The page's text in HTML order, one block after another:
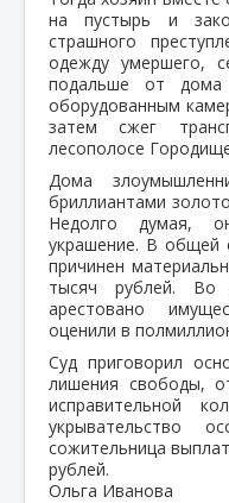
на пустырь и
страшного
одежду умершего,
подальше от
оборудованным
затем сжег
лесополосе
Дома
бриллиантами
Недолго думая,
украшение. В общей
причинен
тысяч рублей. Во
арестовано
оценили в
Суд приговорил
лишения свободы,
исправительной
укрывательство
сожительница
рублей.
Ольга Иванова